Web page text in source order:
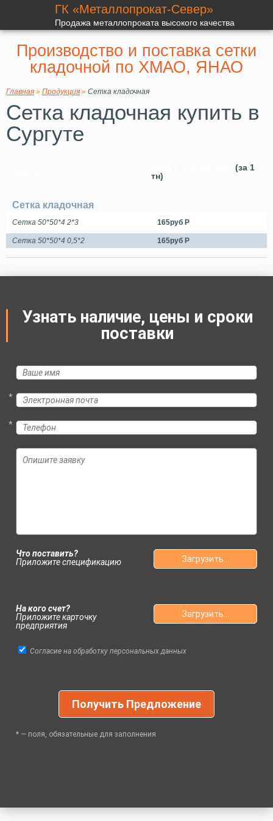
ГК «Металлопрокат-Север»
Продажа металлопроката высокого качества
Производство и поставка сетки
кладочной по ХМАО, ЯНАО
Главная » Продукция » Сетка кладочная
Сетка кладочная купить в
Сургуте
(за 1
тн)
Сетка кладочная
Сетка 50*50*4 2*3 165руб Р
Сетка 50*50*4 0,5*2 165руб Р
Узнать наличие, цены и сроки
поставки
*
*
Что поставить?
Приложите спецификацию
Загрузить...
На кого счет?
Приложите карточку
предприятия
Загрузить...
Согласие на обработку персональных данных
* — поля, обязательные для заполнения